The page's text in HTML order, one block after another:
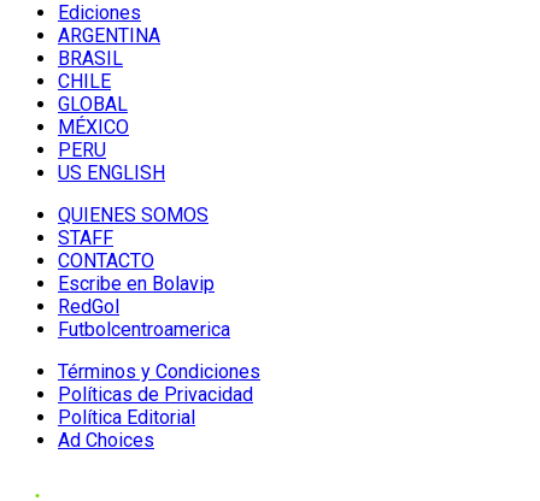
Ediciones
ARGENTINA
BRASIL
CHILE
GLOBAL
MÉXICO
PERU
US ENGLISH
QUIENES SOMOS
STAFF
CONTACTO
Escribe en Bolavip
RedGol
Futbolcentroamerica
Términos y Condiciones
Políticas de Privacidad
Política Editorial
Ad Choices